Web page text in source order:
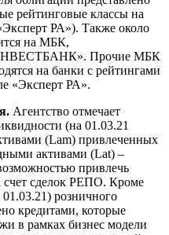
рейтинговые классы на
РА»). Также около
на МБК,
Прочие МБК
на банки с рейтингами
«Эксперт РА».
Агентство отмечает
(на 01.03.21
(Lam) привлеченных
активами (Lat) –
привлечь
счет сделок РЕПО. Кроме
розничного
кредитами, которые
в рамках бизнес модели